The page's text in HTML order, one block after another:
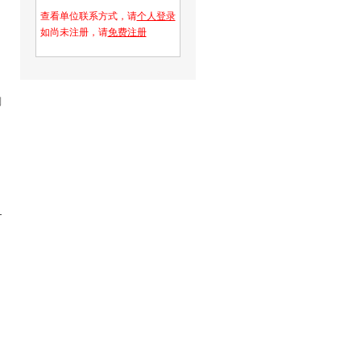
查看单位联系方式，请个人登录
如尚未注册，请免费注册